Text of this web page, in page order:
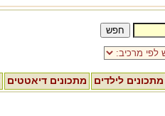
מתכונים לילדים מתכונים דיאטטים